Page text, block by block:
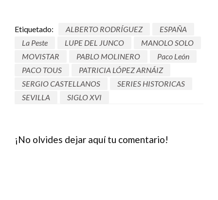
Etiquetado: ALBERTO RODRÍGUEZ
ESPAÑA
La Peste
LUPE DEL JUNCO
MANOLO SOLO
MOVISTAR
PABLO MOLINERO
Paco León
PACO TOUS
PATRICIA LÓPEZ ARNÁIZ
SERGIO CASTELLANOS
SERIES HISTORICAS
SEVILLA
SIGLO XVI
¡No olvides dejar aquí tu comentario!